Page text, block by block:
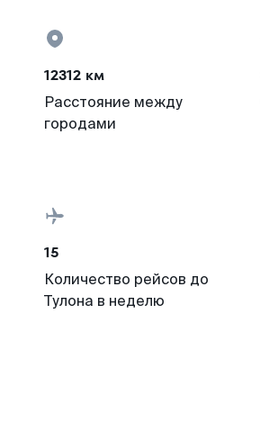
12312 км
Расстояние между
городами
15
Количество рейсов до
Тулона в неделю